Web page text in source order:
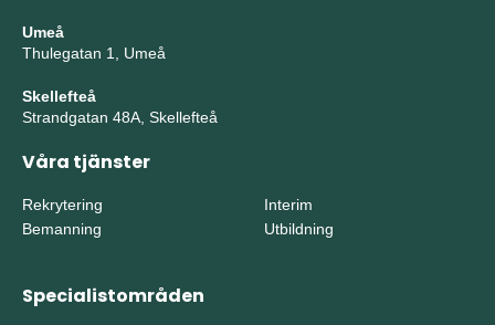
Umeå
Thulegatan 1, Umeå
Skellefteå
Strandgatan 48A, Skellefteå
Våra tjänster
Rekrytering
Bemanning
Interim
Utbildning
Specialistområden